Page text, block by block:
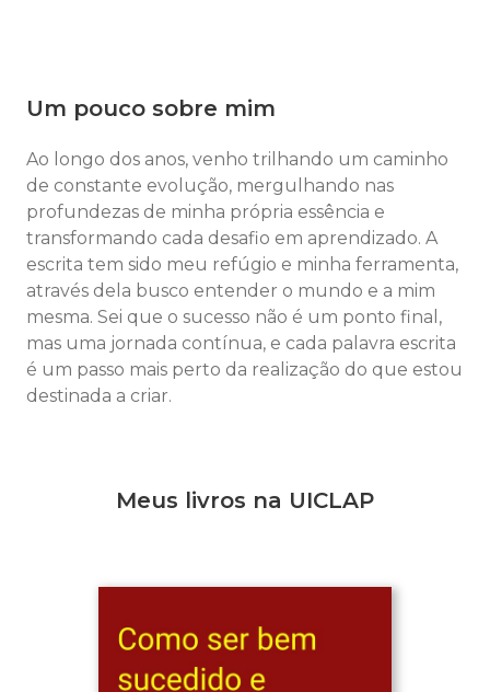
Um pouco sobre mim
Ao longo dos anos, venho trilhando um caminho
de constante evolução, mergulhando nas
profundezas de minha própria essência e
transformando cada desafio em aprendizado. A
escrita tem sido meu refúgio e minha ferramenta,
através dela busco entender o mundo e a mim
mesma. Sei que o sucesso não é um ponto final,
mas uma jornada contínua, e cada palavra escrita
é um passo mais perto da realização do que estou
destinada a criar.
Meus livros na UICLAP